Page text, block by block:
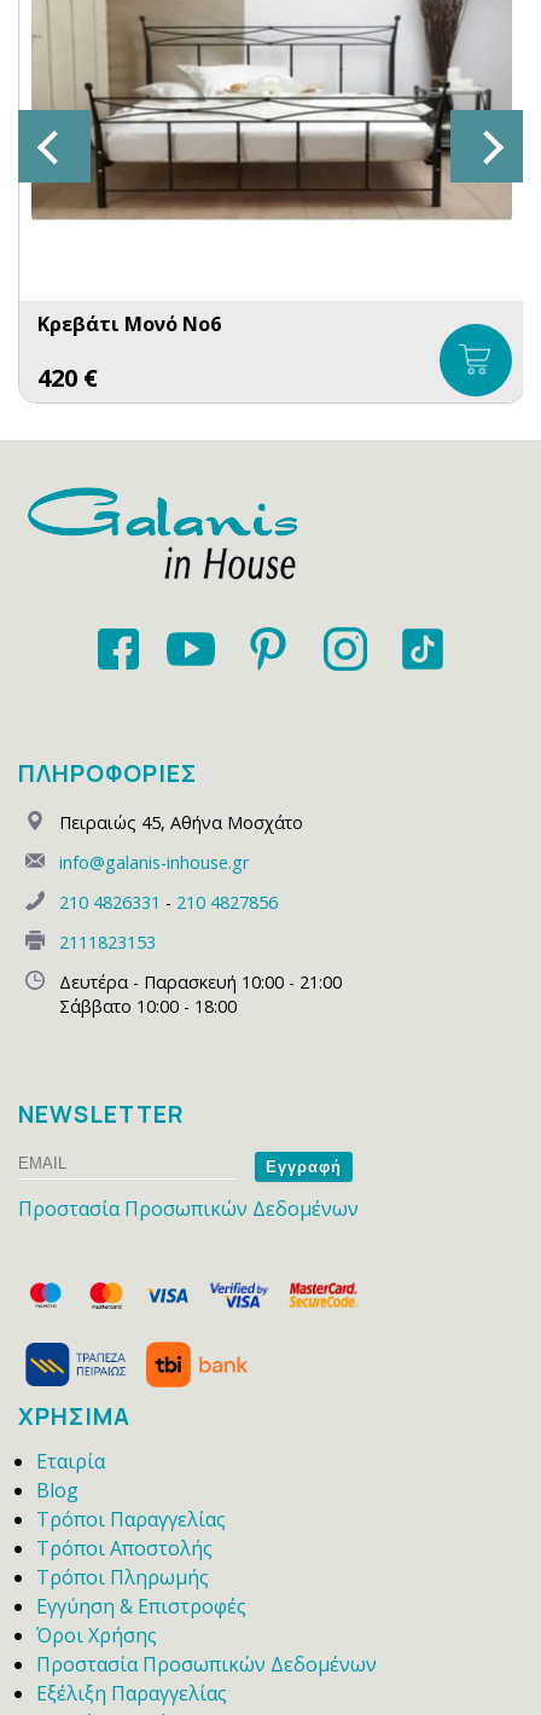
Κρεβάτι Μονό No6
420 €
ΠΛΗΡΟΦΟΡΙΕΣ
Πειραιώς 45, Αθήνα Μοσχάτο
info@galanis-inhouse.gr
210 4826331 - 210 4827856
2111823153
Δευτέρα - Παρασκευή 10:00 - 21:00
Σάββατο 10:00 - 18:00
NEWSLETTER
Email
Name
Προστασία Προσωπικών Δεδομένων
ΧΡΗΣΙΜΑ
Εταιρία
Blog
Τρόποι Παραγγελίας
Τρόποι Αποστολής
Τρόποι Πληρωμής
Εγγύηση & Επιστροφές
Όροι Χρήσης
Προστασία Προσωπικών Δεδομένων
Εξέλιξη Παραγγελίας